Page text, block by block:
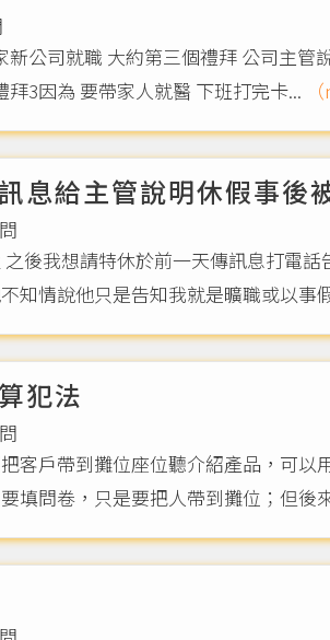
公司就職 大約第三個禮拜 公司主
3因為 要帶家人就醫 下班打完卡...
息給主管說明休假事後
後我想請特休於前一天傳訊息打電
知情說他只是告知我就是曠職或以事
犯法
客戶帶到攤位座位聽介紹產品，可
填問卷，只是要把人帶到攤位；但後